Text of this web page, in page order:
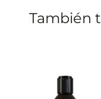
También